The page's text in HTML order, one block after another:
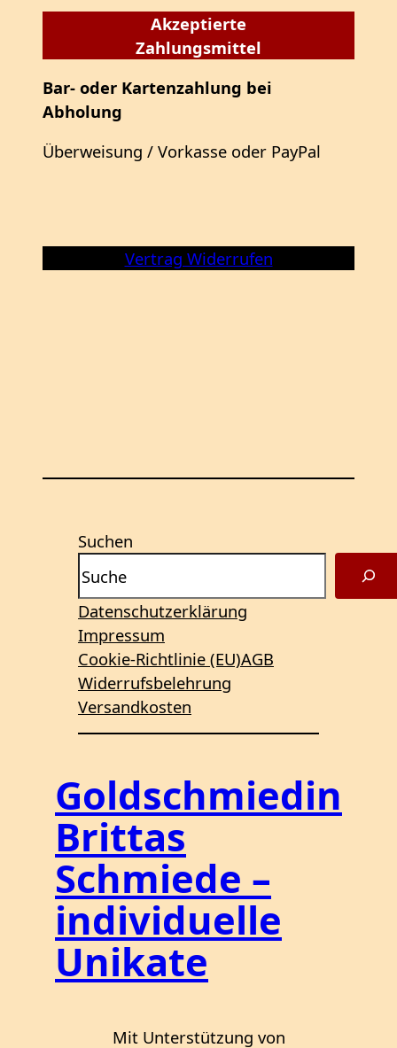
Akzeptierte
Zahlungsmittel
Bar- oder Kartenzahlung bei
Abholung
Überweisung / Vorkasse oder PayPal
Vertrag Widerrufen
Suchen
Datenschutzerklärung
Impressum
Cookie-Richtlinie (EU)AGB
Widerrufsbelehrung
Versandkosten
Goldschmiedin
Brittas
Schmiede –
individuelle
Unikate
Mit Unterstützung von